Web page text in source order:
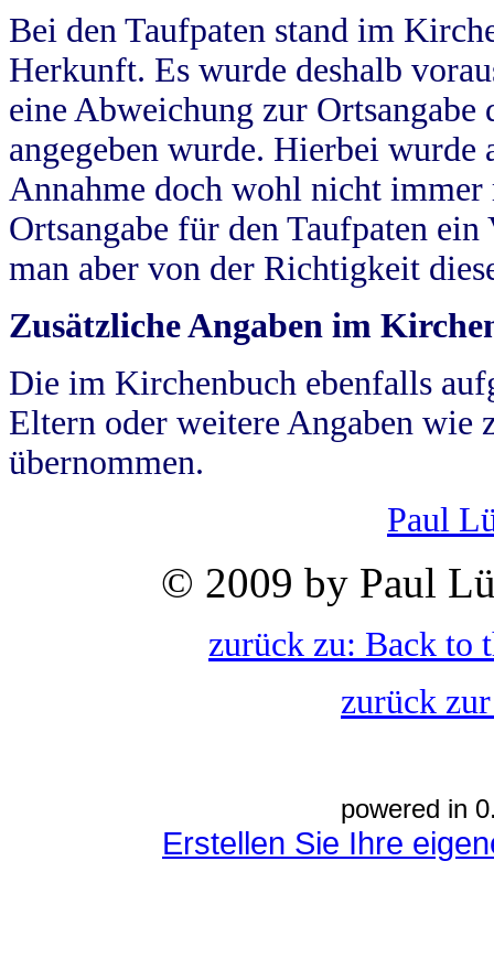
Bei den Taufpaten stand im
Herkunft. Es wurde deshalb
eine Abweichung zur
angegeben wurde. Hierbei wurde
Annahme doch wohl nicht
Ortsangabe für den Taufpaten
man aber von der Richtigkeit
Zusätzliche Angaben im
Die im Kirchenbuch ebenfalls
Eltern oder weitere Angaben wie
übernommen.
Paul
© 2009 by Paul
zurück zu: Back to
zurück
powered in
Erstellen Sie Ihre